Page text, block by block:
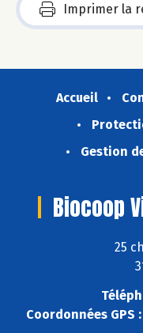
Imprimer la
Accueil
Gestion
Biocoop
25
Coordonnées GPS :